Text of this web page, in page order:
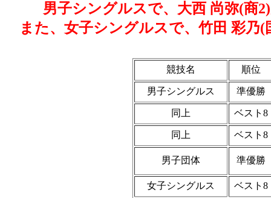
男子シングルスで、大西 尚弥(商
また、女子シングルスで、竹田 彩乃
競技名 順位
男子シングルス 準優勝
同上 ベスト8
同上 ベスト8
男子団体 準優勝
女子シングルス ベスト8